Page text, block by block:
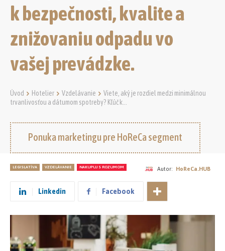
k bezpečnosti, kvalite a
znižovaniu odpadu vo
vašej prevádzke.
Úvod Hotelier Vzdelávanie
Viete, aký je rozdiel medzi minimálnou
trvanlivosťou a dátumom spotreby? Kľúč k...
Ponuka marketingu pre HoReCa segment
LEGISLATÍVA VZDELÁVANIE NAKUPUJ S ROZUMOM Autor: HoReCa.HUB
Linkedin Facebook